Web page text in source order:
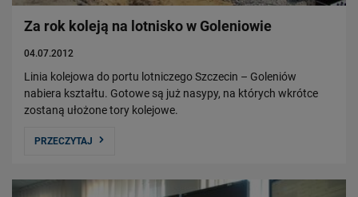
Za rok koleją na lotnisko w Goleniowie
04.07.2012
Linia kolejowa do portu lotniczego Szczecin – Goleniów
nabiera kształtu. Gotowe są już nasypy, na których wkrótce
zostaną ułożone tory kolejowe.
PRZECZYTAJ